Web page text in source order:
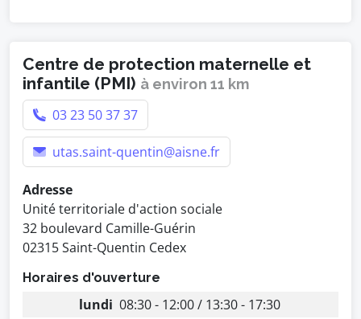
Centre de protection maternelle et
infantile (PMI) à environ 11 km
03 23 50 37 37
utas.saint-quentin@aisne.fr
Adresse
Unité territoriale d'action sociale
32 boulevard Camille-Guérin
02315 Saint-Quentin Cedex
Horaires d'ouverture
lundi 08:30 - 12:00 / 13:30 - 17:30